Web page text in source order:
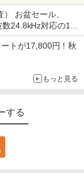
お盆セール、
24.8kHz対応の17
ほか
トが17,800円！秋
もっと見る
する